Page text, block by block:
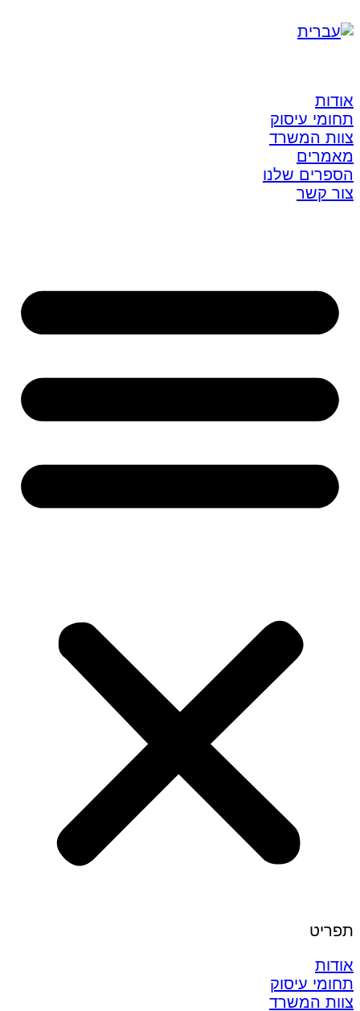
אודות
תחומי עיסוק
צוות המשרד
מאמרים
הספרים שלנו
צור קשר
תפריט
אודות
תחומי עיסוק
צוות המשרד